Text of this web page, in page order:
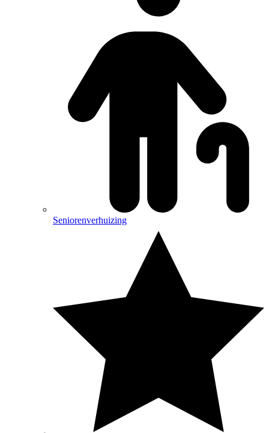
Seniorenverhuizing